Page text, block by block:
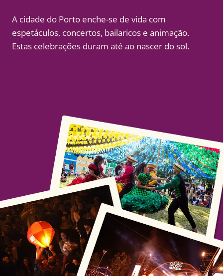
A cidade do Porto enche-se de vida com
espetáculos, concertos, bailaricos e animação.
Estas celebrações duram até ao nascer do sol.